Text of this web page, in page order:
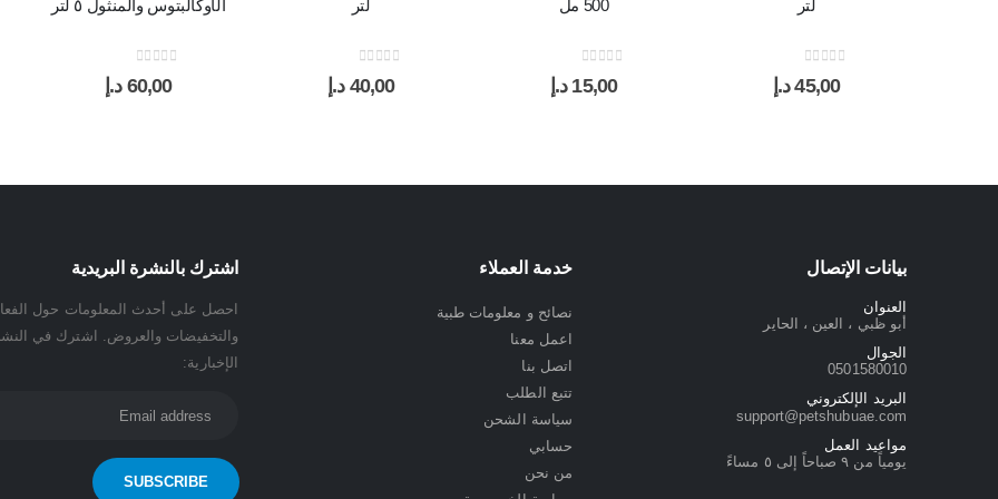
لتر
45,00 د.إ
500 مل
15,00 د.إ
لتر
40,00 د.إ
الأوكالبتوس والمنثول ٥ لتر
60,00 د.إ
بيانات الإتصال
العنوان
أبو ظبي ، العين ، الحاير
الجوال
0501580010
البريد الإلكتروني
support@petshubuae.com
مواعيد العمل
يومياً من ٩ صباحاً إلى ٥ مساءً
خدمة العملاء
نصائح و معلومات طبية
اعمل معنا
اتصل بنا
تتبع الطلب
سياسة الشحن
حسابي
من نحن
اشترك بالنشرة البريدية
احصل على أحدث المعلومات حول
والتخفيضات والعروض. اشترك في
الإخبارية: